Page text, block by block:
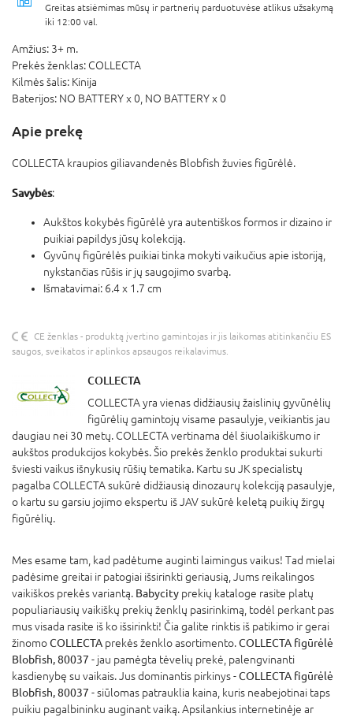
Greitas atsiėmimas mūsų ir partnerių parduotuvėse atlikus užsakymą
iki 12:00 val.
Amžius: 3+ m.
Prekės ženklas: COLLECTA
Kilmės šalis: Kinija
Baterijos: NO BATTERY x 0, NO BATTERY x 0
Apie prekę
COLLECTA kraupios giliavandenės Blobfish žuvies figūrėlė.
Savybės:
Aukštos kokybės figūrėlė yra autentiškos formos ir dizaino ir
puikiai papildys jūsų kolekciją.
Gyvūnų figūrėlės puikiai tinka mokyti vaikučius apie istoriją,
nykstančias rūšis ir jų saugojimo svarbą.
Išmatavimai: 6.4 x 1.7 cm
CE ženklas - produktą įvertino gamintojas ir jis laikomas atitinkančiu ES
saugos, sveikatos ir aplinkos apsaugos reikalavimus.
COLLECTA
COLLECTA yra vienas didžiausių žaislinių gyvūnėlių
figūrėlių gamintojų visame pasaulyje, veikiantis jau
daugiau nei 30 metų. COLLECTA vertinama dėl šiuolaikiškumo ir
aukštos produkcijos kokybės. Šio prekės ženklo produktai sukurti
šviesti vaikus išnykusių rūšių tematika. Kartu su JK specialistų
pagalba COLLECTA sukūrė didžiausią dinozaurų kolekciją pasaulyje,
o kartu su garsiu jojimo ekspertu iš JAV sukūrė keletą puikių žirgų
figūrėlių.
Mes esame tam, kad padėtume auginti laimingus vaikus! Tad mielai
padėsime greitai ir patogiai išsirinkti geriausią, Jums reikalingos
vaikiškos prekės variantą. Babycity prekių kataloge rasite platų
populiariausių vaikiškų prekių ženklų pasirinkimą, todėl perkant pas
mus visada rasite iš ko išsirinkti! Čia galite rinktis iš patikimo ir gerai
žinomoCOLLECTA prekės ženklo asortimento.COLLECTA figūrėlė
Blobfish, 80037 - jau pamėgta tėvelių prekė, palengvinanti
kasdienybę su vaikais. Jus dominantis pirkinys -COLLECTA figūrėlė
Blobfish, 80037 - siūlomas patrauklia kaina, kuris neabejotinai taps
puikiu pagalbininku auginant vaiką. Apsilankius internetinėje ar